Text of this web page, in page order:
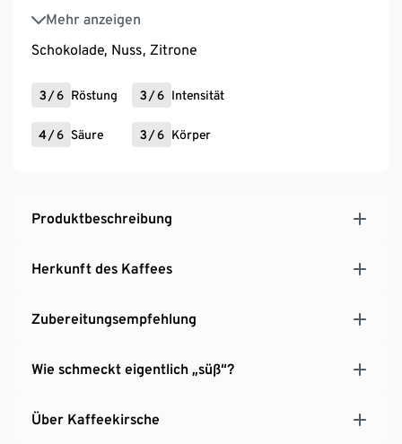
Mehr anzeigen
Varietät: Mixed Heirloom (Äthiopien), Caturra &
Catuai (Brasilien)
Schokolade, Nuss, Zitrone
3 /6 Röstung 3 /6 Intensität
4/6 Säure 3 /6 Körper
Produktbeschreibung
Herkunft des Kaffees
Zubereitungsempfehlung
Wie schmeckt eigentlich „süß“?
Über Kaffeekirsche